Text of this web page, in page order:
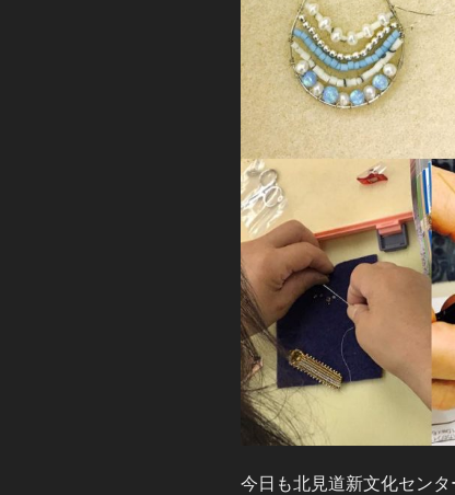
今日も北見道新文化センタ